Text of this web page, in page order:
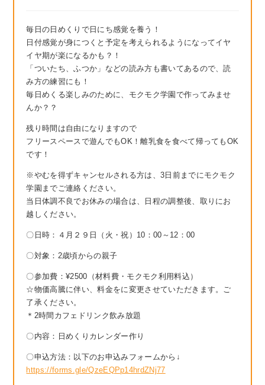
毎日の日めくりで日にち感覚を養う！
日付感覚が身につくと予定を考えられるようになってイヤ
イヤ期が楽になるかも？！
「ついたち、ふつか」などの読み方も書いてあるので、読
み方の練習にも！
毎日めくる楽しみのために、モクモク学園で作ってみませ
んか？？
残り時間は自由になりますので
フリースペースで遊んでもOK！離乳食を食べて帰ってもOK
です！
※やむを得ずキャンセルされる方は、3日前までにモクモク
学園までご連絡ください。
当日体調不良でお休みの場合は、日程の調整後、取りにお
越しください。
〇日時：４月２９日（火・祝）10：00～12：00
〇対象：2歳頃からの親子
〇参加費：¥2500（材料費・モクモク利用料込）
☆物価高騰に伴い、料金をに変更させていただきます。ご
了承ください。
＊2時間カフェドリンク飲み放題
〇内容：日めくりカレンダー作り
〇申込方法：以下のお申込みフォームから↓
https://forms.gle/QzeEQPp14hrdZNj77